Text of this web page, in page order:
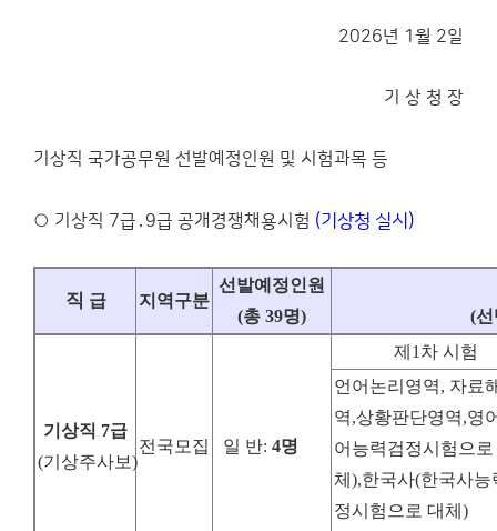
2026년 1월 2일
기 상 청 장
기상직 국가공무원 선발예정인원 및 시험과목 등
○ 기상직 7급․9급 공개경쟁채용시험 (기상청 실시)
직 급 지역구분
선발예정인원
(총 39명) (선
기상직 7급
(기상주사보)
전국모집 일 반: 4명
제1차 시험
언어논리영역, 자료
역,상황판단영역,영
어능력검정시험으로
체),한국사(한국사능
정시험으로 대체)